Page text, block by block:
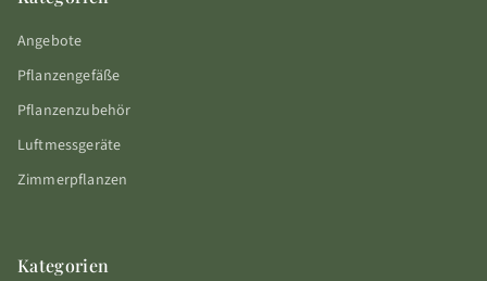
Angebote
Pflanzengefäße
Pflanzenzubehör
Luftmessgeräte
Zimmerpflanzen
Kategorien